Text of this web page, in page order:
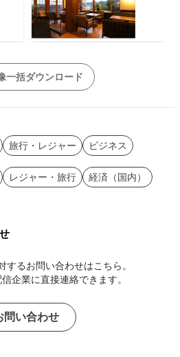
一括ダウンロード
旅行・レジャー ビジネス
レジャー・旅行 経済（国内）
するお問い合わせはこちら。
企業に直接連絡できます。
問い合わせ